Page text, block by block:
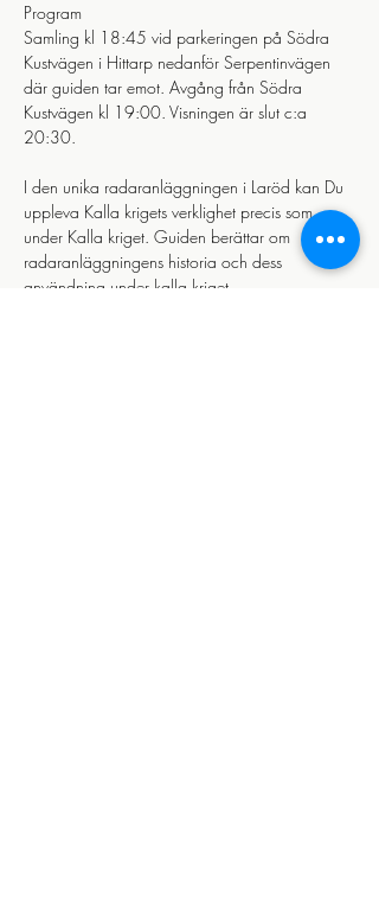
Program
Samling kl 18:45 vid parkeringen på Södra
Kustvägen i Hittarp nedanför Serpentinvägen
där guiden tar emot. Avgång från Södra
Kustvägen kl 19:00. Visningen är slut c:a
20:30.
I den unika radaranläggningen i Laröd kan Du
uppleva Kalla krigets verklighet precis som
under Kalla kriget. Guiden berättar om
radaranläggningens historia och dess
användning under kalla kriget.